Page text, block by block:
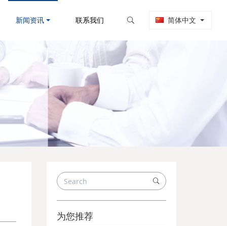
简体中文
新闻资讯 联系我们
为您推荐